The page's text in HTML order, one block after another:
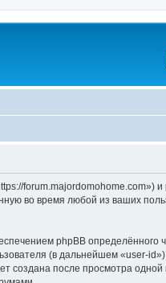
forum.majordomohome.com»)
во время любой из ваших
phpBB определённого
(в дальнейшем «user-
создана после просмотра